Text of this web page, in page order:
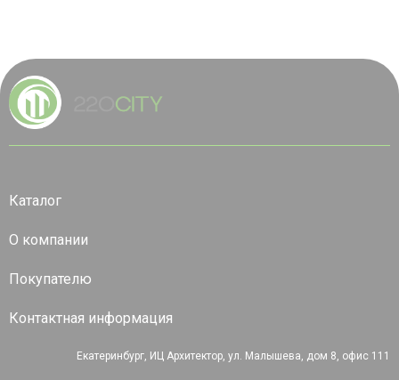
Каталог
О компании
Покупателю
Контактная информация
Екатеринбург, ИЦ Архитектор, ул. Малышева, дом 8, офис 111